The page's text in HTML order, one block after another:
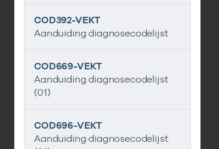
COD392-VEKT
Aanduiding diagnosecodelijst
COD669-VEKT
Aanduiding diagnosecodelijst
(01)
COD696-VEKT
Aanduiding diagnosecodelijst